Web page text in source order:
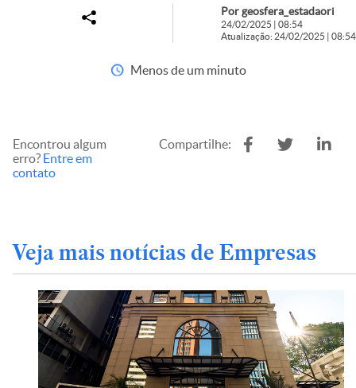
Por geosfera_estadaori
24/02/2025 | 08:54
Atualização: 24/02/2025 | 08:54
Menos de um minuto
Encontrou algum
erro? Entre em
contato
Compartilhe:
Veja mais notícias de Empresas